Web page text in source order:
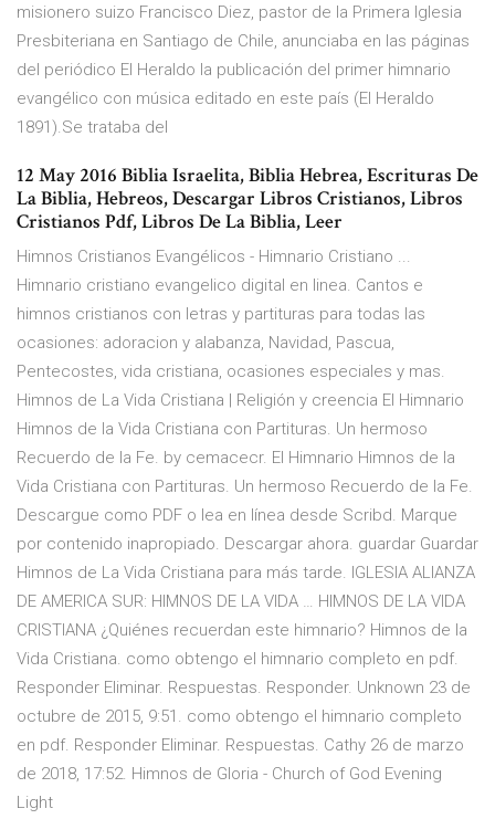
misionero suizo Francisco Diez, pastor de la Primera Iglesia
Presbiteriana en Santiago de Chile, anunciaba en las páginas
del periódico El Heraldo la publicación del primer himnario
evangélico con música editado en este país (El Heraldo
1891).Se trataba del
12 May 2016 Biblia Israelita, Biblia Hebrea, Escrituras De
La Biblia, Hebreos, Descargar Libros Cristianos, Libros
Cristianos Pdf, Libros De La Biblia, Leer
Himnos Cristianos Evangélicos - Himnario Cristiano ...
Himnario cristiano evangelico digital en linea. Cantos e
himnos cristianos con letras y partituras para todas las
ocasiones: adoracion y alabanza, Navidad, Pascua,
Pentecostes, vida cristiana, ocasiones especiales y mas.
Himnos de La Vida Cristiana | Religión y creencia El Himnario
Himnos de la Vida Cristiana con Partituras. Un hermoso
Recuerdo de la Fe. by cemacecr. El Himnario Himnos de la
Vida Cristiana con Partituras. Un hermoso Recuerdo de la Fe.
Descargue como PDF o lea en línea desde Scribd. Marque
por contenido inapropiado. Descargar ahora. guardar Guardar
Himnos de La Vida Cristiana para más tarde. IGLESIA ALIANZA
DE AMERICA SUR: HIMNOS DE LA VIDA … HIMNOS DE LA VIDA
CRISTIANA ¿Quiénes recuerdan este himnario? Himnos de la
Vida Cristiana. como obtengo el himnario completo en pdf.
Responder Eliminar. Respuestas. Responder. Unknown 23 de
octubre de 2015, 9:51. como obtengo el himnario completo
en pdf. Responder Eliminar. Respuestas. Cathy 26 de marzo
de 2018, 17:52. Himnos de Gloria - Church of God Evening
Light